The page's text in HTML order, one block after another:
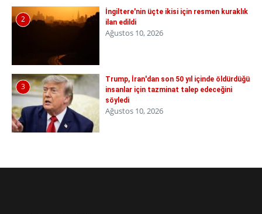
2
İngiltere'nin üçte ikisi için resmen kuraklık
ilan edildi
Ağustos 10, 2026
3
Trump, İran'dan son 50 yıl içinde öldürdüğü
insanlar için tazminat talep edeceğini
söyledi
Ağustos 10, 2026